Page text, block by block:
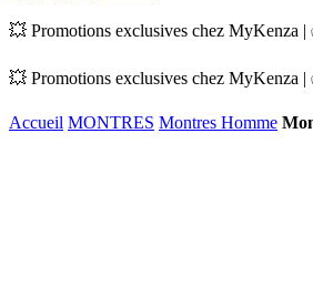
💥 Promotions exclusives chez MyKenza
💥 Promotions exclusives chez MyKenza
Accueil MONTRES Montres Homme